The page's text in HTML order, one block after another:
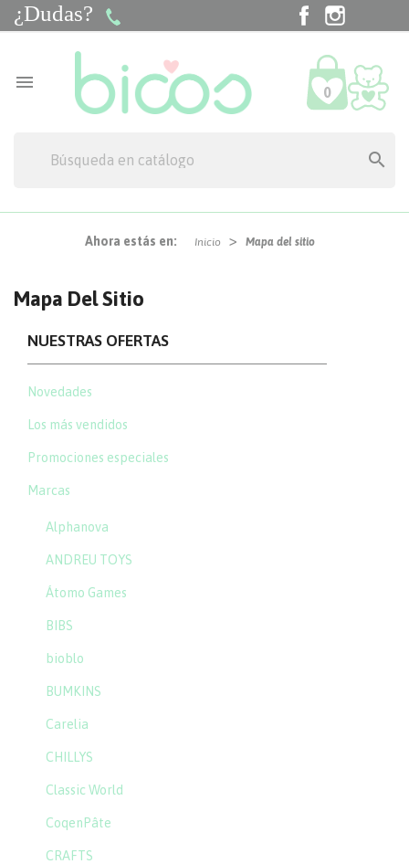
¿Dudas? Facebook
 0

Ahora estás en: Inicio Mapa del sitio
Mapa Del Sitio
NUESTRAS OFERTAS
Novedades
Los más vendidos
Promociones especiales
Marcas
Alphanova
ANDREU TOYS
Átomo Games
BIBS
bioblo
BUMKINS
Carelia
CHILLYS
Classic World
CoqenPâte
CRAFTS